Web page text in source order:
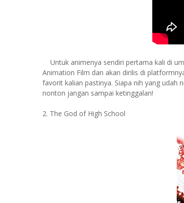
Untuk animenya sendiri pertama kali di
Animation Film dan akan dirilis di
favorit kalian pastinya. Siapa nih yang
nonton jangan sampai ketinggalan!
2. The God of High School